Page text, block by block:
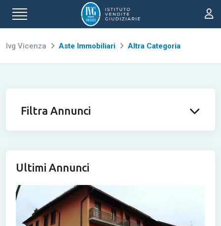
Ivg Vicenza Aste Immobiliari Altra Categoria
Filtra Annunci
Ultimi Annunci